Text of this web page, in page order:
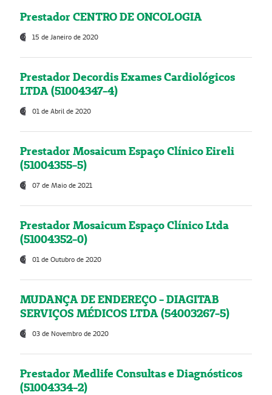
Prestador CENTRO DE ONCOLOGIA
15 de Janeiro de 2020
Prestador Decordis Exames Cardiológicos
LTDA (51004347-4)
01 de Abril de 2020
Prestador Mosaicum Espaço Clínico Eireli
(51004355-5)
07 de Maio de 2021
Prestador Mosaicum Espaço Clínico Ltda
(51004352-0)
01 de Outubro de 2020
MUDANÇA DE ENDEREÇO - DIAGITAB
SERVIÇOS MÉDICOS LTDA (54003267-5)
03 de Novembro de 2020
Prestador Medlife Consultas e Diagnósticos
(51004334-2)